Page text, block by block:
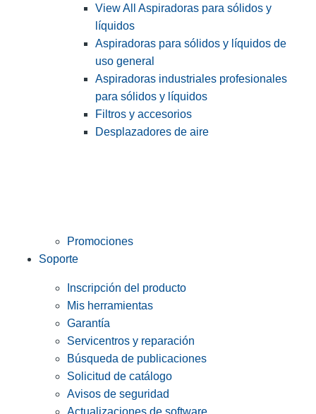
View All Aspiradoras para sólidos y
líquidos
Aspiradoras para sólidos y líquidos de
uso general
Aspiradoras industriales profesionales
para sólidos y líquidos
Filtros y accesorios
Desplazadores de aire
Promociones
Soporte
Inscripción del producto
Mis herramientas
Garantía
Servicentros y reparación
Búsqueda de publicaciones
Solicitud de catálogo
Avisos de seguridad